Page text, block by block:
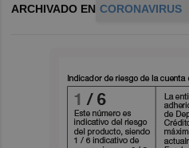
ARCHIVADO EN CORONAVIRUS